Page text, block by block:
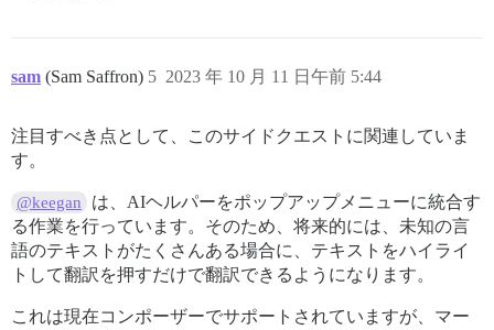
sam (Sam Saffron) 2023 年 10 月 11 日午前 5:44
5
注目すべき点として、このサイドクエストに関連していま
す。
@keegan
は、AIヘルパーをポップアップメニューに統合す
る作業を行っています。そのため、将来的には、未知の言
語のテキストがたくさんある場合に、テキストをハイライ
トして翻訳を押すだけで翻訳できるようになります。
これは現在コンポーザーでサポートされていますが、マー